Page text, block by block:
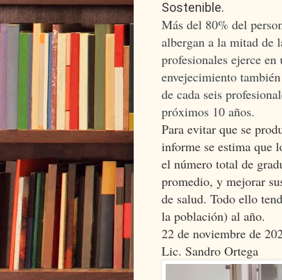
Sostenible.
Más del 80% del
albergan a la mitad de
profesionales ejerce
envejecimiento
de cada seis
próximos 10 años.
Para evitar que se
informe se estima que
el número total de
promedio, y mejorar
de salud. Todo ello
la población) al año.
22 de noviembre de
Lic. Sandro Ortega